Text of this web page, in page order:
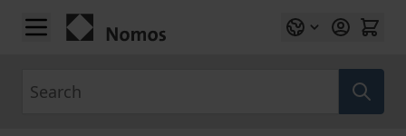
Skip to Content